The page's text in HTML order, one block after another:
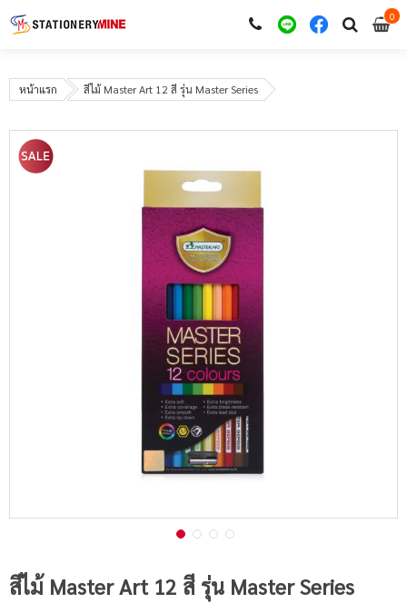
00
หน้าแรก สีไม้ Master Art 12 สี รุ่น Master Series
สีไม้ Master Art 12 สี รุ่น Master Series